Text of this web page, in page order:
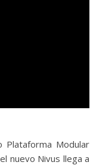
Plataforma Modular
nuevo Nivus llega a